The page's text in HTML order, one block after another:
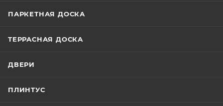
ПАРКЕТНАЯ ДОСКА
ТЕРРАСНАЯ ДОСКА
ДВЕРИ
ПЛИНТУС